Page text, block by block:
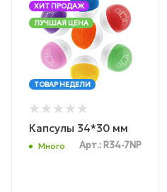
ХИТ ПРОДАЖ
ЛУЧШАЯ ЦЕНА
ТОВАР НЕДЕЛИ
Капсулы 34*30 мм
Много Арт.: R34-7NP